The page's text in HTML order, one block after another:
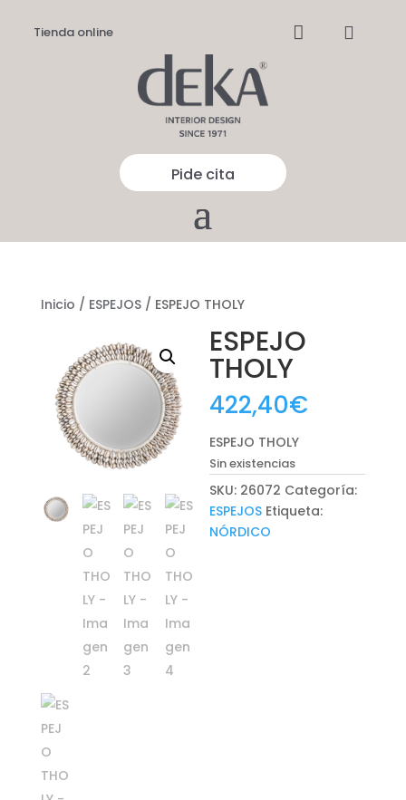
Tienda online  
Pide cita
Inicio / ESPEJOS/ ESPEJO THOLY
ESPEJO
THOLY
422,40€
ESPEJO THOLY
Sin existencias
SKU: 26072 Categoría:
ESPEJOS Etiqueta:
NÓRDICO